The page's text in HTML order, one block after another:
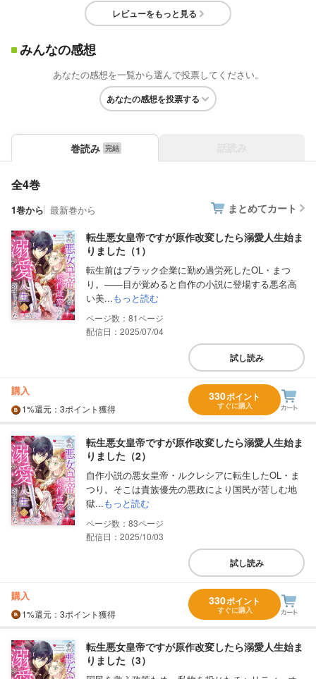
レビューをもっと見る
みんなの感想
あなたの感想を一覧から選んで投票してください。
あなたの感想を投票する
巻読み
全4巻
1巻から 最新巻から まとめてカート
転生悪女皇帝ですが原作改変したら溺愛人生始ま
りました（1）
転生前はブラック企業に勤め過労死したOL・まつ
り。――目が覚めると自作の小説に登場する悪名高
い美...もっと読む
81
配信日：2025/07/04
試し読み
購入
1%還元 ：3ポイント獲得
330ポイント
すぐに購入
転生悪女皇帝ですが原作改変したら溺愛人生始ま
りました（2）
自作小説の悪女皇帝・ルクレシアに転生したOL・ま
つり。そこは貴族優先の悪政により国民が苦しむ地
獄...もっと読む
83
配信日：2025/10/03
試し読み
購入
1%還元 ：3ポイント獲得
330ポイント
すぐに購入
転生悪女皇帝ですが原作改変したら溺愛人生始ま
りました（3）